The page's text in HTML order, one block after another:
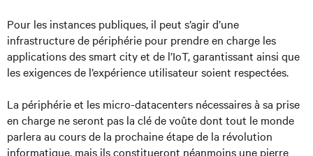
Pour les instances publiques, il peut s’agir d’une
infrastructure de périphérie pour prendre en charge les
applications des smart city et de l’IoT, garantissant ainsi que
les exigences de l’expérience utilisateur soient respectées.
La périphérie et les micro-datacenters nécessaires à sa prise
en charge ne seront pas la clé de voûte dont tout le monde
parlera au cours de la prochaine étape de la révolution
informatique, mais ils constitueront néanmoins une pierre